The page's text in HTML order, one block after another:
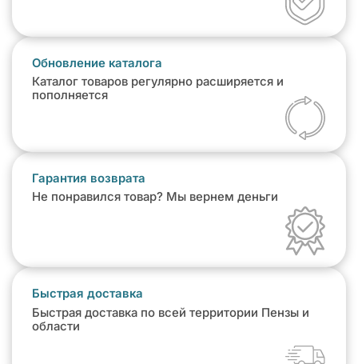
Обновление каталога
Каталог товаров регулярно расширяется и
пополняется
Гарантия возврата
Не понравился товар? Мы вернем деньги
Быстрая доставка
Быстрая доставка по всей территории Пензы и
области